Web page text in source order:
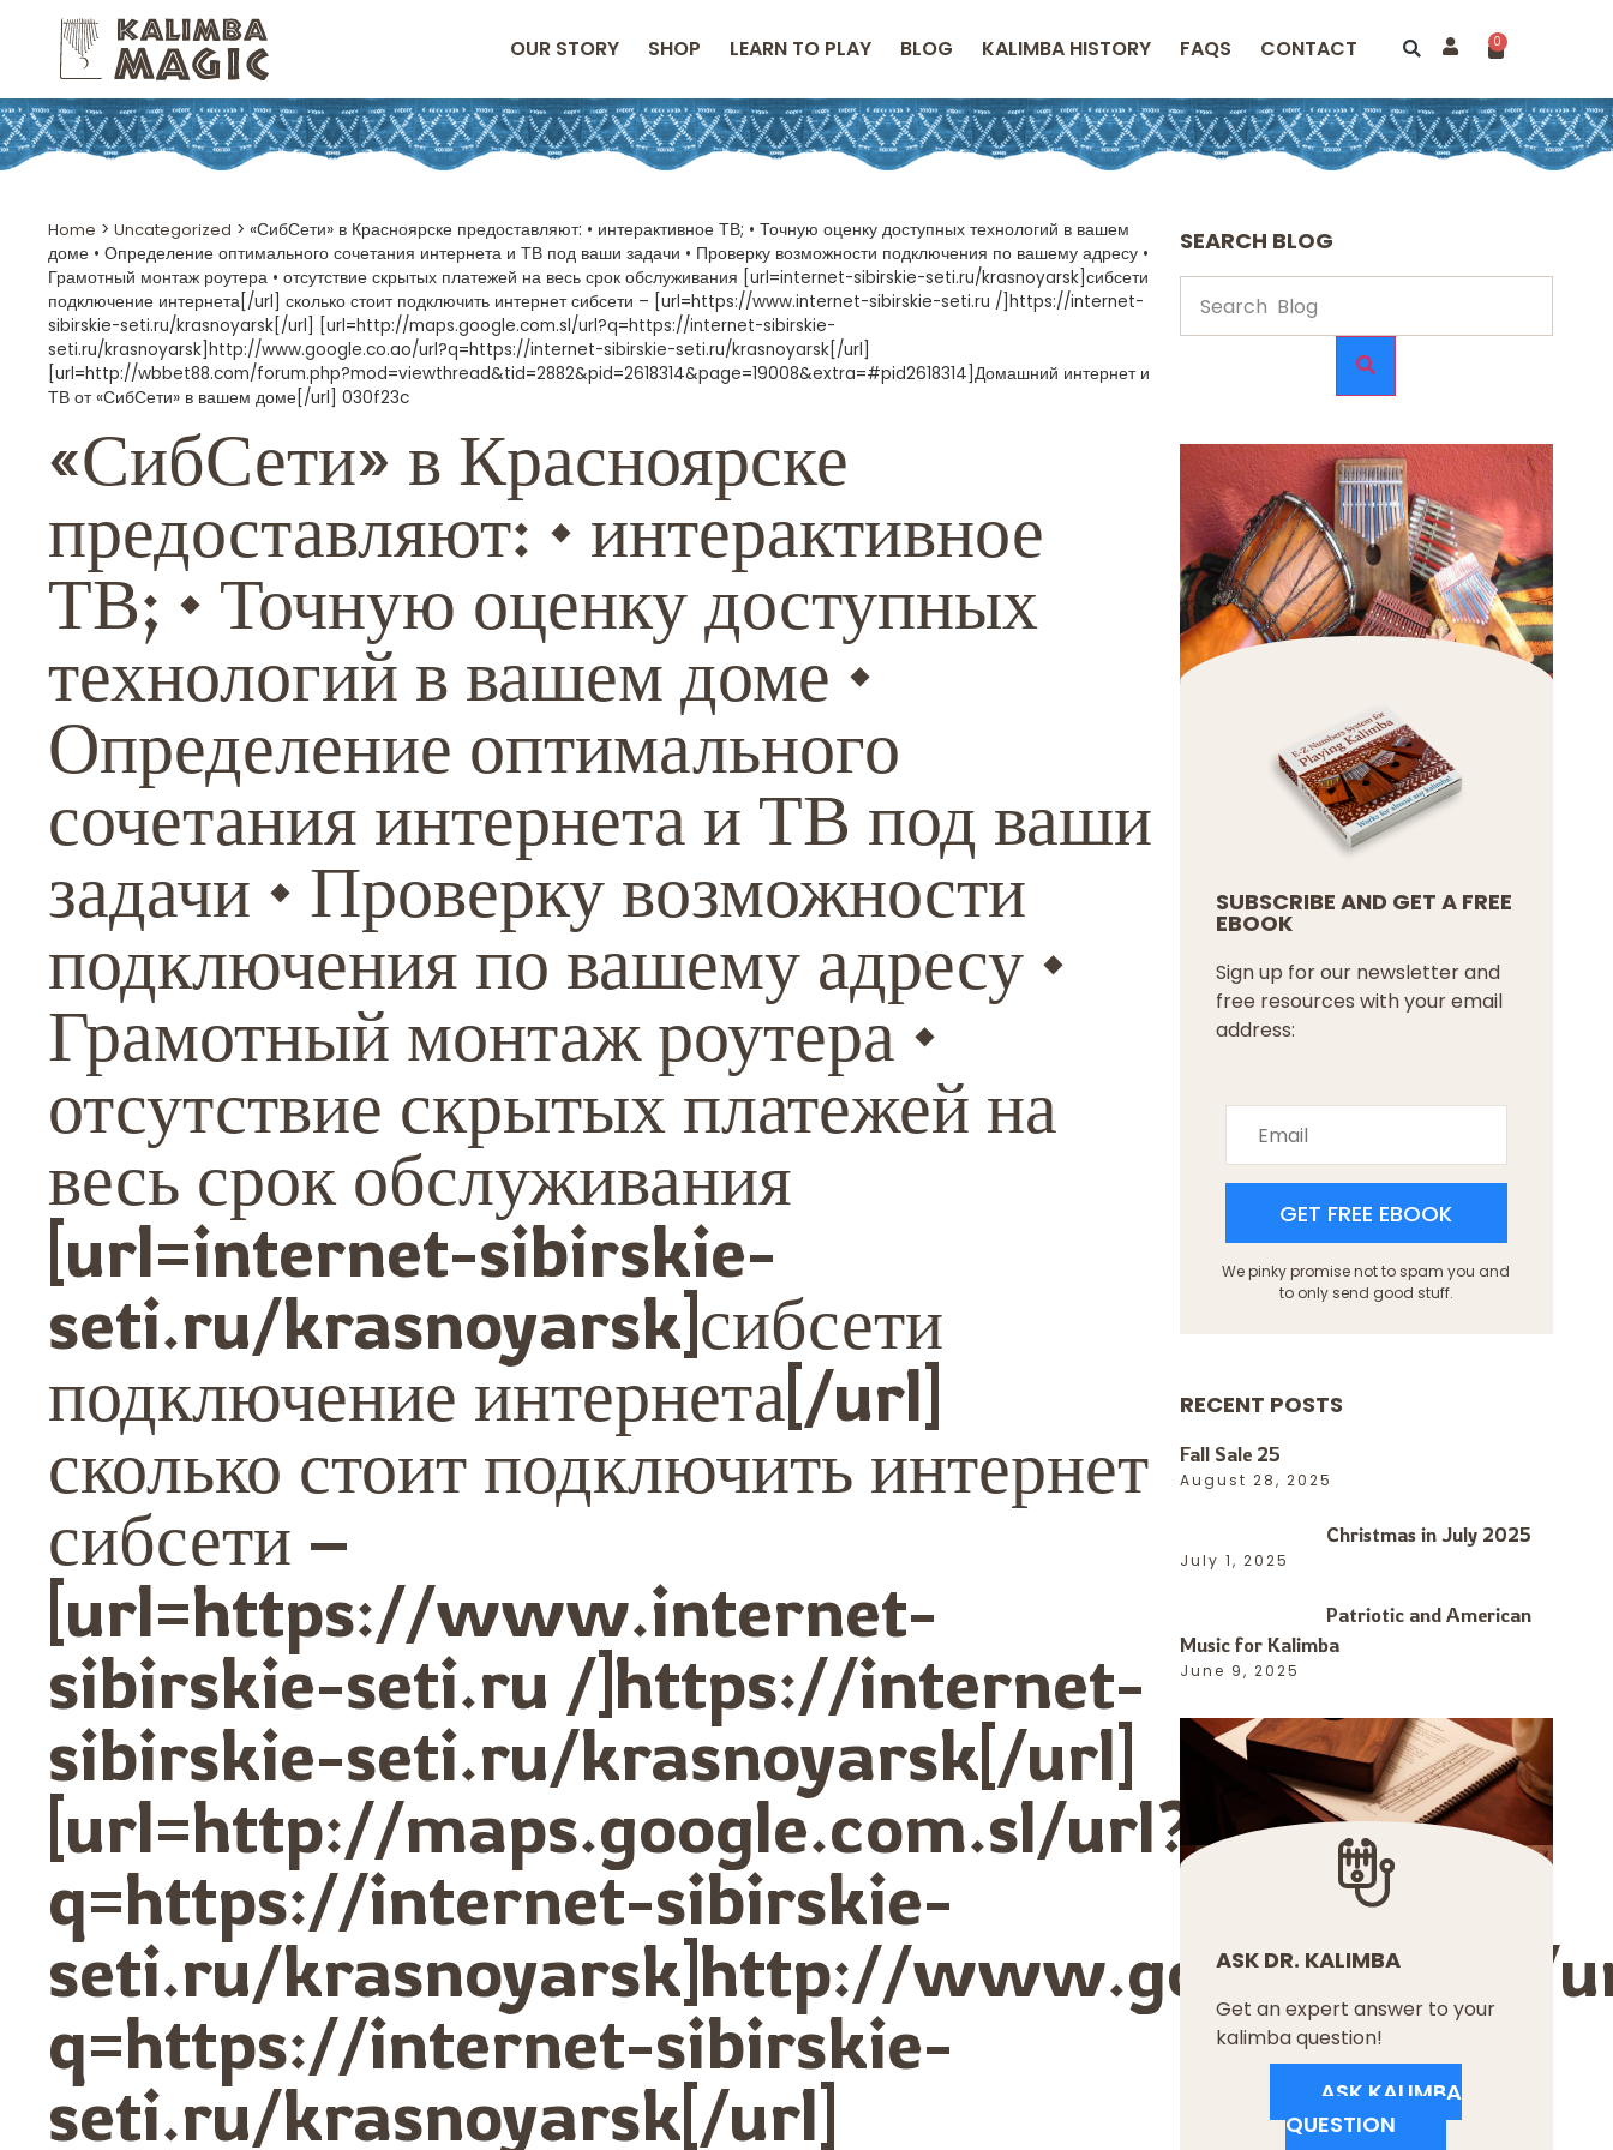
OUR STORY SHOP LEARN TO PLAY BLOG KALIMBA HISTORY FAQS CONTACT 0
Home > Uncategorized > «СибСети» в Красноярске предоставляют: • интерактивное ТВ; • Точную оценку доступных технологий в вашем
доме • Определение оптимального сочетания интернета и ТВ под ваши задачи • Проверку возможности подключения по вашему адресу •
Грамотный монтаж роутера • отсутствие скрытых платежей на весь срок обслуживания [url=internet-sibirskie-seti.ru/krasnoyarsk]сибсети
подключение интернета[/url] сколько стоит подключить интернет сибсети – [url=https://www.internet-sibirskie-seti.ru /]https://internet-
sibirskie-seti.ru/krasnoyarsk[/url] [url=http://maps.google.com.sl/url?q=https://internet-sibirskie-
seti.ru/krasnoyarsk]http://www.google.co.ao/url?q=https://internet-sibirskie-seti.ru/krasnoyarsk[/url]
[url=http://wbbet88.com/forum.php?mod=viewthread&tid=2882&pid=2618314&page=19008&extra=#pid2618314]Домашний интернет и
ТВ от «СибСети» в вашем доме[/url] 030f23c
«СибСети» в Красноярске
предоставляют: • интерактивное
ТВ; • Точную оценку доступных
технологий в вашем доме •
Определение оптимального
сочетания интернета и ТВ под ваши
задачи • Проверку возможности
подключения по вашему адресу •
Грамотный монтаж роутера •
отсутствие скрытых платежей на
весь срок обслуживания
[url=internet-sibirskie-
seti.ru/krasnoyarsk]сибсети
подключение интернета[/url]
сколько стоит подключить интернет
сибсети –
[url=https://www.internet-
sibirskie-seti.ru /]https://internet-
sibirskie-seti.ru/krasnoyarsk[/url]
[url=http://maps.google.com.sl/url?
q=https://internet-sibirskie-
seti.ru/krasnoyarsk]http://www.google.co.ao/
q=https://internet-sibirskie-
seti.ru/krasnoyarsk[/url]
SEARCH BLOG
SUBSCRIBE AND GET A FREE
EBOOK
Sign up for our newsletter and
free resources with your email
address:
GET FREE EBOOK
We pinky promise not to spam you and
to only send good stuff.
RECENT POSTS
Fall Sale 25
August 28, 2025
Christmas in July 2025
July 1, 2025
Patriotic and American
Music for Kalimba
June 9, 2025
ASK DR. KALIMBA
Get an expert answer to your
kalimba question!
ASK KALIMBA
QUESTION